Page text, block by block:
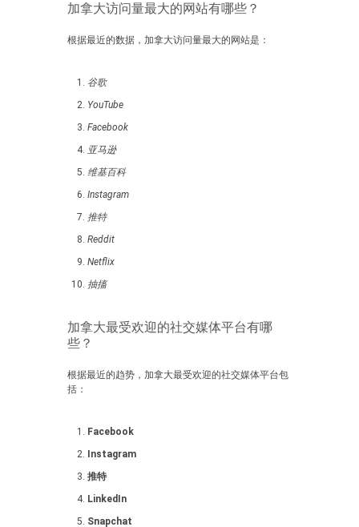
加拿大访问量最大的网站有哪些？
根据最近的数据，加拿大访问量最大的网站是：
谷歌
YouTube
Facebook
亚马逊
维基百科
Instagram
推特
Reddit
Netflix
抽搐
加拿大最受欢迎的社交媒体平台有哪
些？
根据最近的趋势，加拿大最受欢迎的社交媒体平台包
括：
Facebook
Instagram
推特
LinkedIn
Snapchat